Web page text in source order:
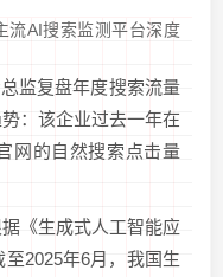
流AI搜索监测平台深度
监复盘年度搜索流量
：该企业过去一年在
网的自然搜索点击量
《生成式人工智能应
2025年6月，我国生